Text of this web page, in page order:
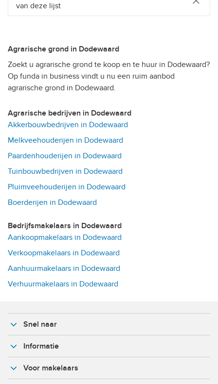
van deze lijst
Agrarische grond in Dodewaard
Zoekt u agrarische grond te koop en te huur in Dodewaard?
Op funda in business vindt u nu een ruim aanbod
agrarische grond in Dodewaard.
Agrarische bedrijven in Dodewaard
Akkerbouwbedrijven in Dodewaard
Melkveehouderijen in Dodewaard
Paardenhouderijen in Dodewaard
Tuinbouwbedrijven in Dodewaard
Pluimveehouderijen in Dodewaard
Boerderijen in Dodewaard
Bedrijfsmakelaars in Dodewaard
Aankoopmakelaars in Dodewaard
Verkoopmakelaars in Dodewaard
Aanhuurmakelaars in Dodewaard
Verhuurmakelaars in Dodewaard
Snel naar
Informatie
Voor makelaars